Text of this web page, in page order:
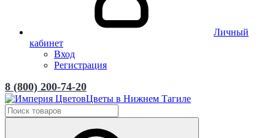
Личный
кабинет
Вход
Регистрация
8 (800) 200-74-20
Цветы в Нижнем Тагиле